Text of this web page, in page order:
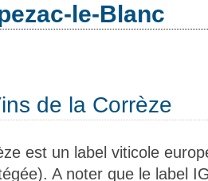
le-Blanc
de la Corrèze
est un label viticole
A noter que le label